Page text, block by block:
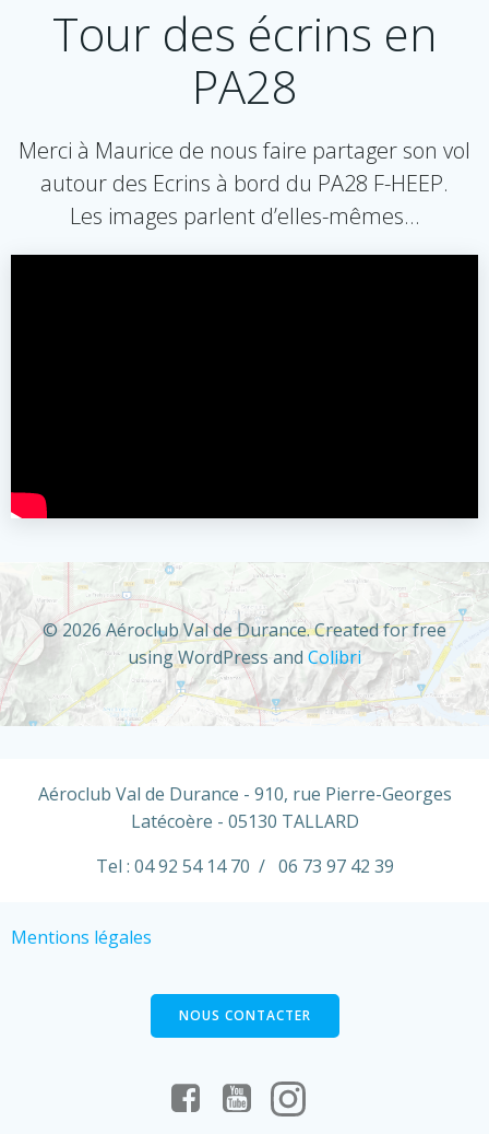
Tour des écrins en
PA28
Merci à Maurice de nous faire partager son vol
autour des Ecrins à bord du PA28 F-HEEP.
Les images parlent d’elles-mêmes…
© 2026 Aéroclub Val de Durance. Created for free
using WordPress and Colibri
Aéroclub Val de Durance - 910, rue Pierre-Georges
Latécoère - 05130 TALLARD
Tel : 04 92 54 14 70 / 06 73 97 42 39
Mentions légales
NOUS CONTACTER